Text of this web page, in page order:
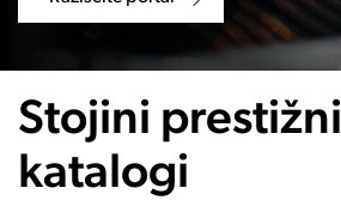
Stojini prestižni
katalogi